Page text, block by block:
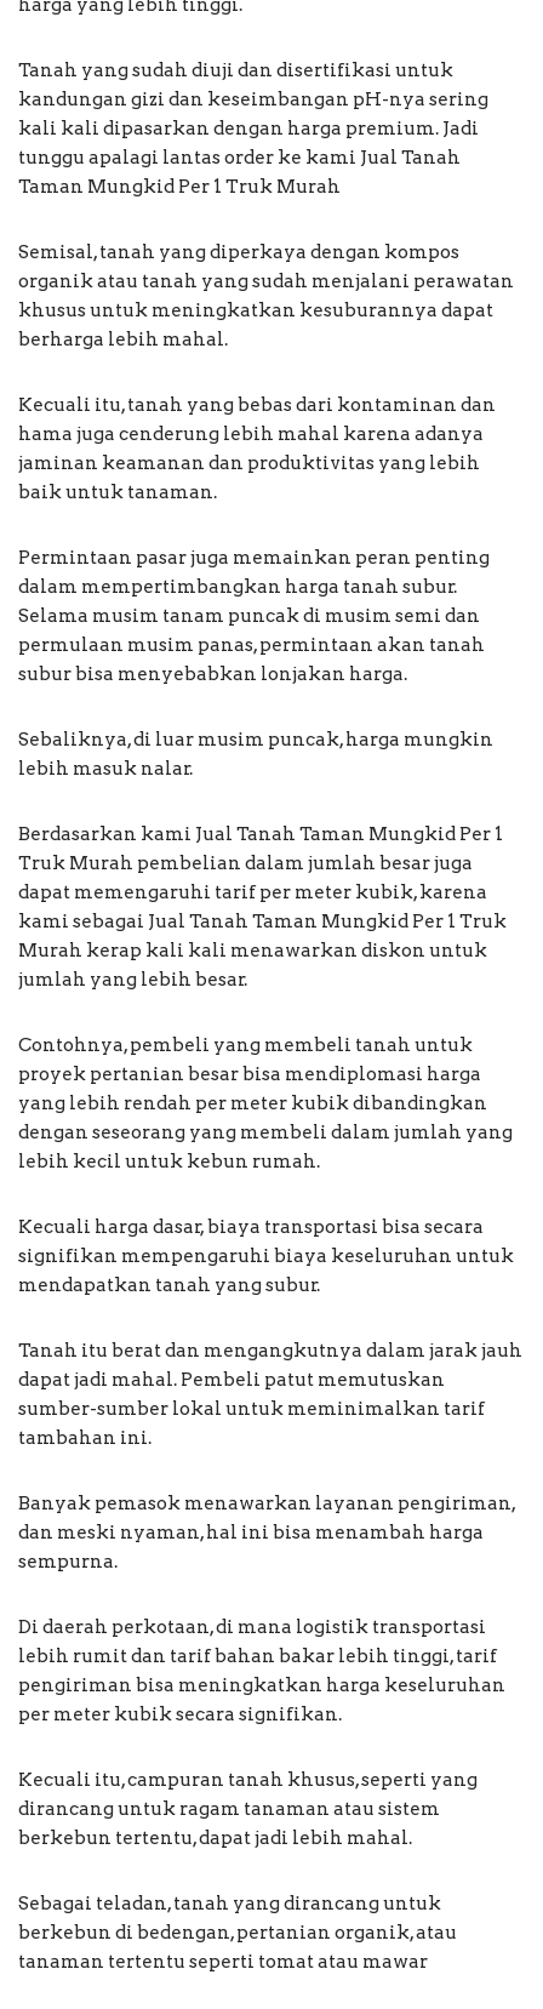
harga yang lebih tinggi.
Tanah yang sudah diuji dan disertifikasi untuk
kandungan gizi dan keseimbangan pH-nya sering
kali kali dipasarkan dengan harga premium. Jadi
tunggu apalagi lantas order ke kami Jual Tanah
Taman Mungkid Per 1 Truk Murah
Semisal, tanah yang diperkaya dengan kompos
organik atau tanah yang sudah menjalani perawatan
khusus untuk meningkatkan kesuburannya dapat
berharga lebih mahal.
Kecuali itu, tanah yang bebas dari kontaminan dan
hama juga cenderung lebih mahal karena adanya
jaminan keamanan dan produktivitas yang lebih
baik untuk tanaman.
Permintaan pasar juga memainkan peran penting
dalam mempertimbangkan harga tanah subur.
Selama musim tanam puncak di musim semi dan
permulaan musim panas, permintaan akan tanah
subur bisa menyebabkan lonjakan harga.
Sebaliknya, di luar musim puncak, harga mungkin
lebih masuk nalar.
Berdasarkan kami Jual Tanah Taman Mungkid Per 1
Truk Murah pembelian dalam jumlah besar juga
dapat memengaruhi tarif per meter kubik, karena
kami sebagai Jual Tanah Taman Mungkid Per 1 Truk
Murah kerap kali kali menawarkan diskon untuk
jumlah yang lebih besar.
Contohnya, pembeli yang membeli tanah untuk
proyek pertanian besar bisa mendiplomasi harga
yang lebih rendah per meter kubik dibandingkan
dengan seseorang yang membeli dalam jumlah yang
lebih kecil untuk kebun rumah.
Kecuali harga dasar, biaya transportasi bisa secara
signifikan mempengaruhi biaya keseluruhan untuk
mendapatkan tanah yang subur.
Tanah itu berat dan mengangkutnya dalam jarak jauh
dapat jadi mahal. Pembeli patut memutuskan
sumber-sumber lokal untuk meminimalkan tarif
tambahan ini.
Banyak pemasok menawarkan layanan pengiriman,
dan meski nyaman, hal ini bisa menambah harga
sempurna.
Di daerah perkotaan, di mana logistik transportasi
lebih rumit dan tarif bahan bakar lebih tinggi, tarif
pengiriman bisa meningkatkan harga keseluruhan
per meter kubik secara signifikan.
Kecuali itu, campuran tanah khusus, seperti yang
dirancang untuk ragam tanaman atau sistem
berkebun tertentu, dapat jadi lebih mahal.
Sebagai teladan, tanah yang dirancang untuk
berkebun di bedengan, pertanian organik, atau
tanaman tertentu seperti tomat atau mawar